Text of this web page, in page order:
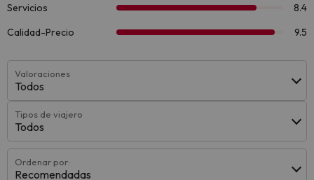
Valoraciones
Todos
Tipos de viajero
Todos
Ordenar por:
Recomendadas